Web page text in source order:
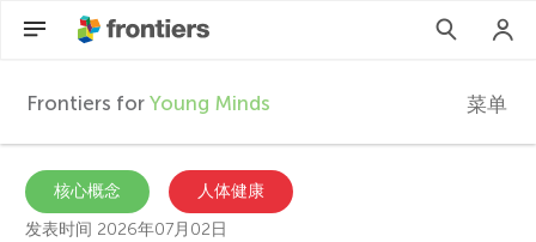
F
r
Frontiers for Young Minds 菜单
核心概念
人体健康
发表时间 2026年07月02日